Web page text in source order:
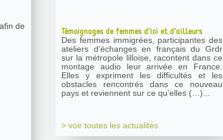
afin de
Témoignages de femmes d’ici et d’ailleurs
Des femmes immigrées, participantes des
ateliers d’échanges en français du Grdr
sur la métropole lilloise, racontent dans ce
montage audio leur arrivée en France.
Elles y expriment les difficultés et les
obstacles rencontrés dans ce nouveau
pays et reviennent sur ce qu’elles (…)...
> voir toutes les actualités